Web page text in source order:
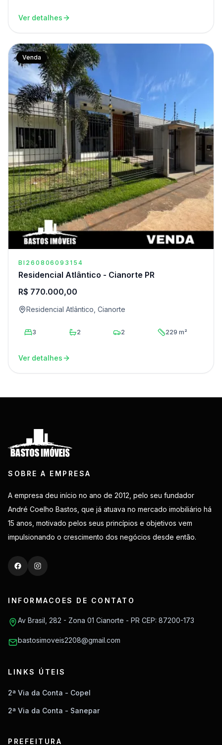
Ver detalhes
Venda
BI260806093154
Residencial Atlântico - Cianorte PR
R$ 770.000,00
Residencial Atlântico, Cianorte
3 2 2 229 m²
Ver detalhes
SOBRE A EMPRESA
A empresa deu início no ano de 2012, pelo seu fundador
André Coelho Bastos, que já atuava no mercado imobiliário há
15 anos, motivado pelos seus princípios e objetivos vem
impulsionando o crescimento dos negócios desde então.
INFORMACOES DE CONTATO
Av Brasil, 282 - Zona 01 Cianorte - PR CEP: 87200-173
bastosimoveis2208@gmail.com
LINKS ÚTEIS
2ª Via da Conta - Copel
2ª Via da Conta - Sanepar
PREFEITURA